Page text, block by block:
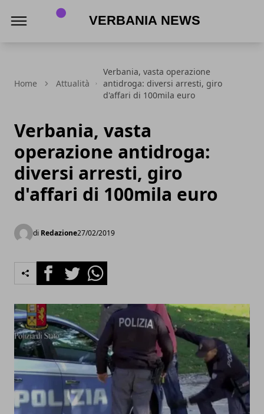
Home Attualità
Verbania, vasta operazione
antidroga: diversi arresti, giro
d'affari di 100mila euro
Verbania, vasta
operazione antidroga:
diversi arresti, giro
d'affari di 100mila euro
di Redazione27/02/2019
FacebookTwitterWhatsapp